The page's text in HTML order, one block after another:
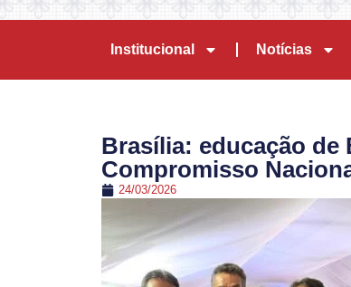
Institucional Notícias
Brasília: educação de
Compromisso
24/03/2026